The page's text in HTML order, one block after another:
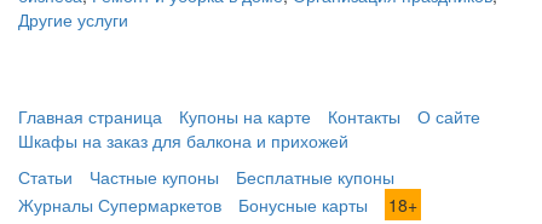
Другие услуги
Главная страница Купоны на карте Контакты
О сайте
Шкафы на заказ для балкона и прихожей
Статьи
Частные купоны
Бесплатные купоны
Журналы Супермаркетов
Бонусные карты 18+